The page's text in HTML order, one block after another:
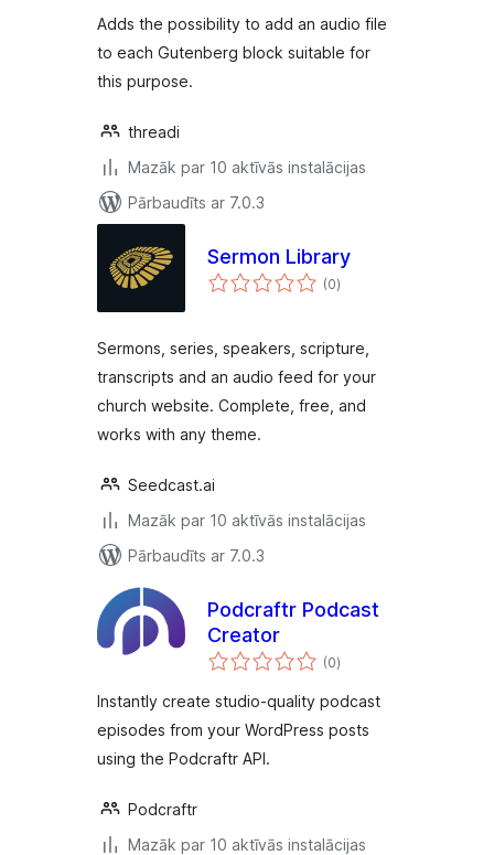
Adds the possibility to add an audio file
to each Gutenberg block suitable for
this purpose.
threadi
Mazāk par 10 aktīvās instalācijas
Pārbaudīts ar 7.0.3
Sermon Library
(0vērtējumu
kopsumma
)
Sermons, series, speakers, scripture,
transcripts and an audio feed for your
church website. Complete, free, and
works with any theme.
Seedcast.ai
Mazāk par 10 aktīvās instalācijas
Pārbaudīts ar 7.0.3
Podcraftr Podcast
Creator
(0vērtējumu
kopsumma
)
Instantly create studio-quality podcast
episodes from your WordPress posts
using the Podcraftr API.
Podcraftr
Mazāk par 10 aktīvās instalācijas